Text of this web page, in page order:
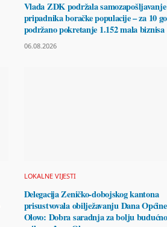
Vlada ZDK podržala
pripadnika boračke populacije – za 10
podržano pokretanje 1.152 mala biznisa
06.08.2026
LOKALNE VIJESTI
Delegacija Zeničko-dobojskog kantona
prisustvovala obilježavanju Dana Općine
Olovo: Dobra saradnja za bolju